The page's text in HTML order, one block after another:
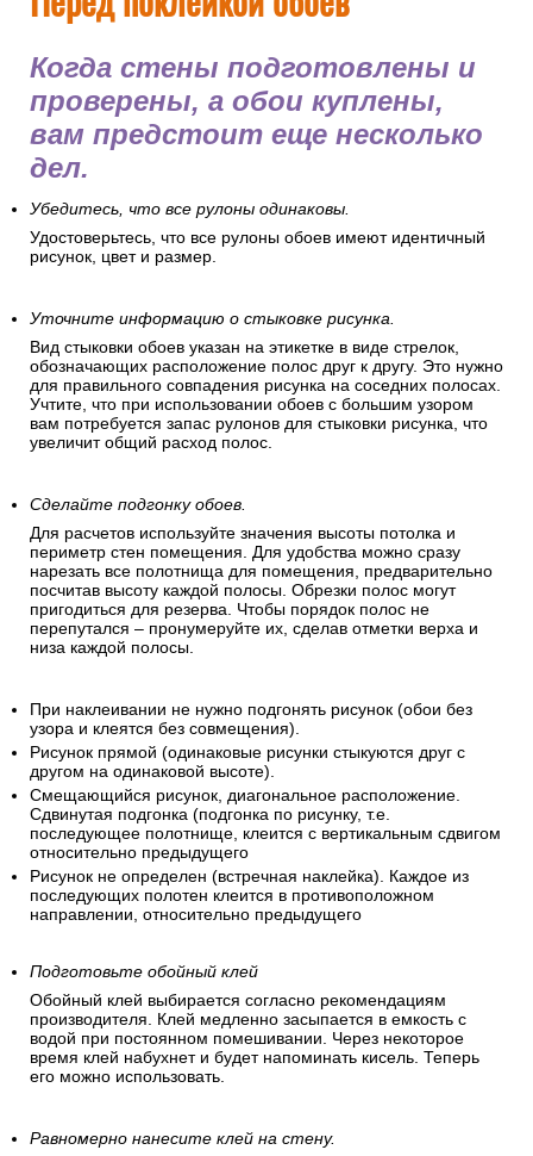
Когда стены подготовлены и
проверены, а обои куплены,
вам предстоит еще несколько
дел.
Убедитесь, что все рулоны одинаковы.
Удостоверьтесь, что все рулоны обоев имеют идентичный
рисунок, цвет и размер.
Уточните информацию о стыковке рисунка.
Вид стыковки обоев указан на этикетке в виде стрелок,
обозначающих расположение полос друг к другу. Это нужно
для правильного совпадения рисунка на соседних полосах.
Учтите, что при использовании обоев с большим узором
вам потребуется запас рулонов для стыковки рисунка, что
увеличит общий расход полос.
Сделайте подгонку обоев.
Для расчетов используйте значения высоты потолка и
периметр стен помещения. Для удобства можно сразу
нарезать все полотнища для помещения, предварительно
посчитав высоту каждой полосы. Обрезки полос могут
пригодиться для резерва. Чтобы порядок полос не
перепутался – пронумеруйте их, сделав отметки верха и
низа каждой полосы.
При наклеивании не нужно подгонять рисунок (обои без
узора и клеятся без совмещения).
Рисунок прямой (одинаковые рисунки стыкуются друг с
другом на одинаковой высоте).
Смещающийся рисунок, диагональное расположение.
Сдвинутая подгонка (подгонка по рисунку, т.е.
последующее полотнище, клеится с вертикальным сдвигом
относительно предыдущего
Рисунок не определен (встречная наклейка). Каждое из
последующих полотен клеится в противоположном
направлении, относительно предыдущего
Подготовьте обойный клей
Обойный клей выбирается согласно рекомендациям
производителя. Клей медленно засыпается в емкость с
водой при постоянном помешивании. Через некоторое
время клей набухнет и будет напоминать кисель. Теперь
его можно использовать.
Равномерно нанесите клей на стену.